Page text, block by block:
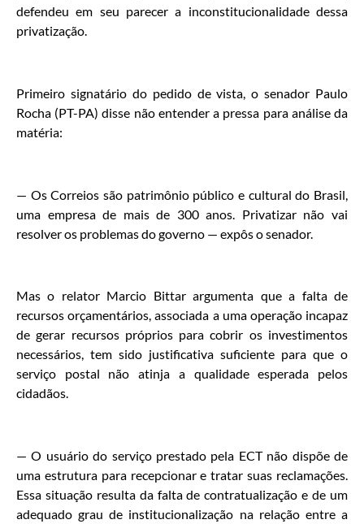
defendeu em seu parecer a inconstitucionalidade dessa
privatização.
Primeiro signatário do pedido de vista, o senador Paulo
Rocha (PT-PA) disse não entender a pressa para análise da
matéria:
— Os Correios são patrimônio público e cultural do Brasil,
uma empresa de mais de 300 anos. Privatizar não vai
resolver os problemas do governo — expôs o senador.
Mas o relator Marcio Bittar argumenta que a falta de
recursos orçamentários, associada a uma operação incapaz
de gerar recursos próprios para cobrir os investimentos
necessários, tem sido justificativa suficiente para que o
serviço postal não atinja a qualidade esperada pelos
cidadãos.
— O usuário do serviço prestado pela ECT não dispõe de
uma estrutura para recepcionar e tratar suas reclamações.
Essa situação resulta da falta de contratualização e de um
adequado grau de institucionalização na relação entre a